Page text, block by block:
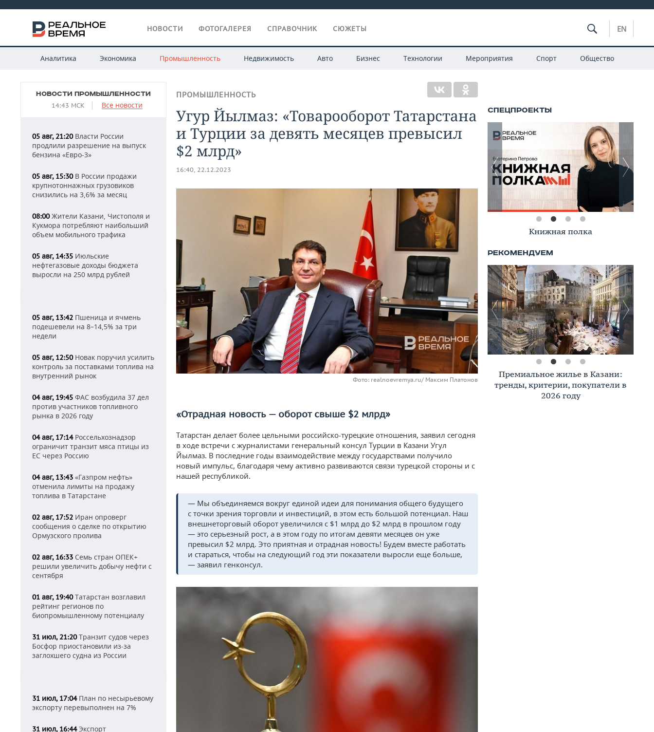
НОВОСТИ ФОТОГАЛЕРЕЯ СПРАВОЧНИК СЮЖЕТЫ EN
Аналитика Экономика Промышленность Недвижимость Авто Бизнес Технологии Мероприятия Спорт Общество
НОВОСТИ ПРОМЫШЛЕННОСТИ
14:43 МСК Все новости
05 авг, 21:20Власти России
продлили разрешение на выпуск
бензина «Евро-3»
05 авг, 15:30В России продажи
крупнотоннажных грузовиков
снизились на 3,6% за месяц
08:00Жители Казани, Чистополя и
Кукмора потребляют наибольший
объем мобильного трафика
05 авг, 14:35 Июльские
нефтегазовые доходы бюджета
выросли на 250 млрд рублей
05 авг, 13:42 Пшеница и ячмень
подешевели на 8–14,5% за три
недели
05 авг, 12:50Новак поручил усилить
контроль за поставками топлива на
внутренний рынок
04 авг, 19:45 ФАС возбудила 37 дел
против участников топливного
рынка в 2026 году
04 авг, 17:14Россельхознадзор
ограничит транзит мяса птицы из
ЕС через Россию
04 авг, 13:43 «Газпром нефть»
отменила лимиты на продажу
топлива в Татарстане
02 авг, 17:52 Иран опроверг
сообщения о сделке по открытию
Ормузского пролива
02 авг, 16:33 Семь стран ОПЕК+
решили увеличить добычу нефти с
сентября
01 авг, 19:40Татарстан возглавил
рейтинг регионов по
биопромышленному потенциалу
31 июл, 21:20Транзит судов через
Босфор приостановили из-за
заглохшего судна из России
31 июл, 17:04План по несырьевому
экспорту перевыполнен на 7%
31 июл, 16:44Экспорт
ПРОМЫШЛЕННОСТЬ
Угур Йылмаз: «Товарооборот Татарстана
и Турции за девять месяцев превысил
$2 млрд»
16:40, 22.12.2023
Фото: realnoevremya.ru/ Максим Платонов
«Отрадная новость — оборот свыше $2 млрд»
Татарстан делает более цельными российско-турецкие отношения, заявил сегодня
в ходе встречи с журналистами генеральный консул Турции в Казани Угул
Йылмаз. В последние годы взаимодействие между государствами получило
новый импульс, благодаря чему активно развиваются связи турецкой стороны и с
нашей республикой.
— Мы объединяемся вокруг единой идеи для понимания общего будущего
с точки зрения торговли и инвестиций, в этом есть большой потенциал. Наш
внешнеторговый оборот увеличился с $1 млрд до $2 млрд в прошлом году
— это серьезный рост, а в этом году по итогам девяти месяцев он уже
превысил $2 млрд. Это приятная и отрадная новость! Будем вместе работать
и стараться, чтобы на следующий год эти показатели выросли еще больше,
— заявил генконсул.
Книжная полка
Премиальное жилье в Казани:
тренды, критерии, покупатели в
2026 году